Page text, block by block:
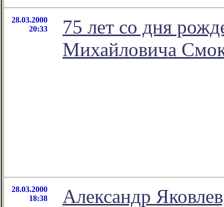
28.03.2000
20:33
75 лет со дня
Михайловича
28.03.2000
18:38
Александр